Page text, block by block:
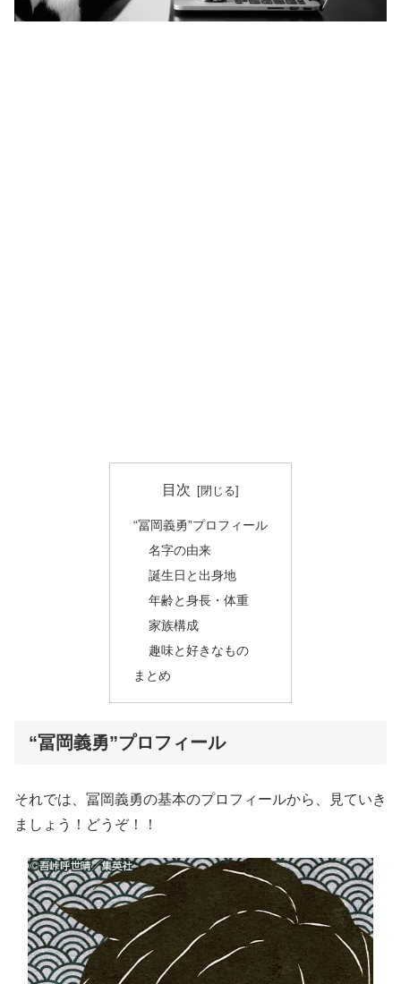
目次
“冨岡義勇”プロフィール
名字の由来
誕生日と出身地
年齢と身長・体重
家族構成
趣味と好きなもの
まとめ
“冨岡義勇”プロフィール
それでは、冨岡義勇の基本のプロフィールから、見ていき
ましょう！どうぞ！！